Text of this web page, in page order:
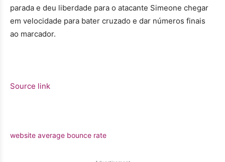
parada e deu liberdade para o atacante Simeone chegar
em velocidade para bater cruzado e dar números finais
ao marcador.
Source link
website average bounce rate